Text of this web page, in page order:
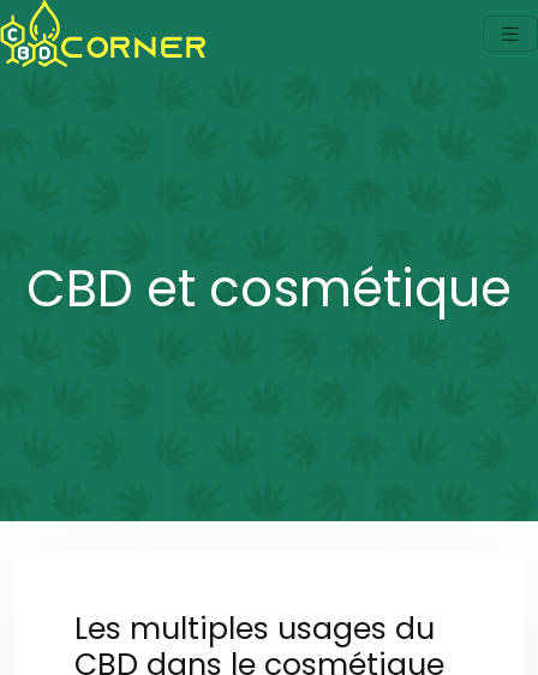
CBD et cosmétique
Les multiples usages du
CBD dans le cosmétique